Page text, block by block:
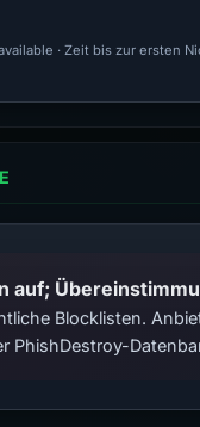
· Zeit bis zur ersten
auf;
Blocklisten.
PhishDestroy-